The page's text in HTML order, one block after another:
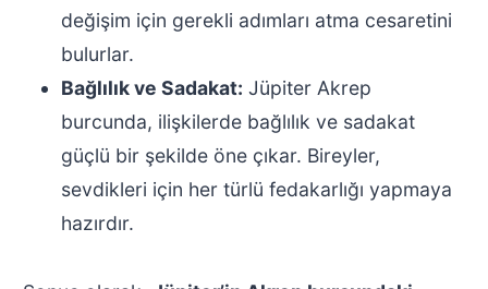
değişim için gerekli adımları atma cesaretini
bulurlar.
Bağlılık ve Sadakat: Jüpiter Akrep
burcunda, ilişkilerde bağlılık ve sadakat
güçlü bir şekilde öne çıkar. Bireyler,
sevdikleri için her türlü fedakarlığı yapmaya
hazırdır.